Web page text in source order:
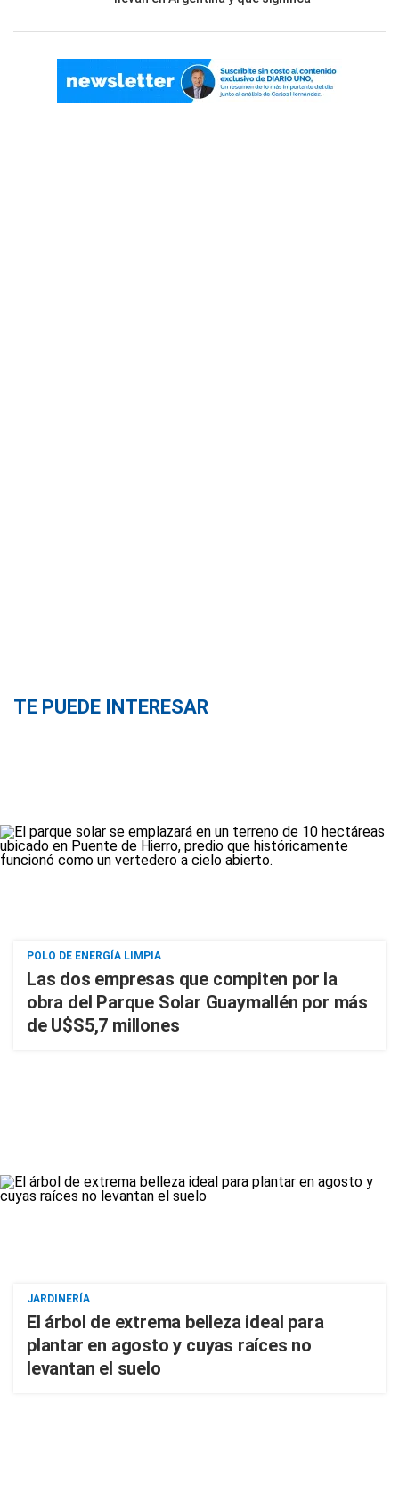
TE PUEDE INTERESAR
POLO DE ENERGÍA LIMPIA
Las dos empresas que compiten por la
obra del Parque Solar Guaymallén por más
de U$S5,7 millones
JARDINERÍA
El árbol de extrema belleza ideal para
plantar en agosto y cuyas raíces no
levantan el suelo